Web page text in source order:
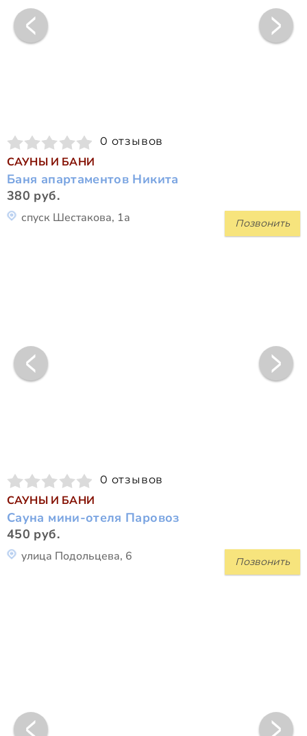
0 отзывов
САУНЫ И БАНИ
Баня апартаментов Никита
380 руб.
Позвонить
спуск Шестакова, 1а
0 отзывов
САУНЫ И БАНИ
Сауна мини-отеля Паровоз
450 руб.
Позвонить
улица Подольцева, 6